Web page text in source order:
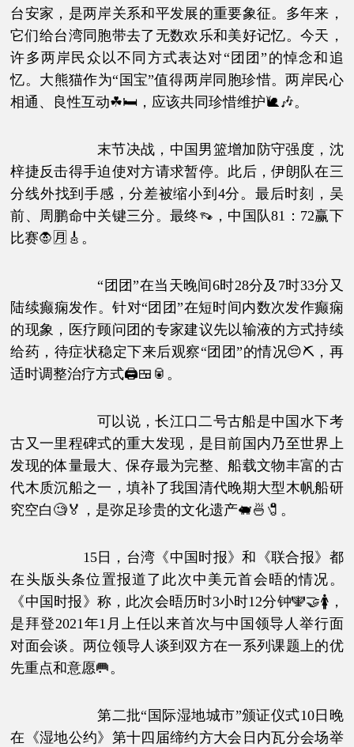
台安家，是两岸关系和平发展的重要象征。多年来，
它们给台湾同胞带去了无数欢乐和美好记忆。今天，
许多两岸民众以不同方式表达对“团团”的悼念和追
忆。大熊猫作为“国宝”值得两岸同胞珍惜。两岸民心
相通、良性互动☘🛏，应该共同珍惜维护🐌🎶。
末节决战，中国男篮增加防守强度，沈
梓捷反击得手迫使对方请求暂停。此后，伊朗队在三
分线外找到手感，分差被缩小到4分。最后时刻，吴
前、周鹏命中关键三分。最终👡，中国队81：72赢下
比赛🧛🈷🎸。
“团团”在当天晚间6时28分及7时33分又
陆续癫痫发作。针对“团团”在短时间内数次发作癫痫
的现象，医疗顾问团的专家建议先以输液的方式持续
给药，待症状稳定下来后观察“团团”的情况😔⛏，再
适时调整治疗方式🖨🍱🥫。
可以说，长江口二号古船是中国水下考
古又一里程碑式的重大发现，是目前国内乃至世界上
发现的体量最大、保存最为完整、船载文物丰富的古
代木质沉船之一，填补了我国清代晚期大型木帆船研
究空白🧐🏅，是弥足珍贵的文化遗产🐖🍜🧷。
15日，台湾《中国时报》和《联合报》都
在头版头条位置报道了此次中美元首会晤的情况。
《中国时报》称，此次会晤历时3小时12分钟🕎🤝🚺，
是拜登2021年1月上任以来首次与中国领导人举行面
对面会谈。两位领导人谈到双方在一系列课题上的优
先重点和意愿🥅。
第二批“国际湿地城市”颁证仪式10日晚
在《湿地公约》第十四届缔约方大会日内瓦分会场举